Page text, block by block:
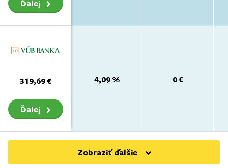
Ďalej
319,69 €
Ďalej
4,09 % 0 €
Zobraziť ďalšie